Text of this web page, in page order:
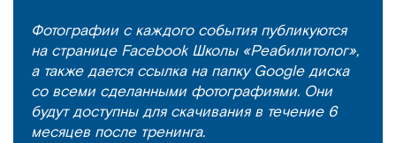
Фотографии с каждого события публикуются
на странице Facebook Школы «Реабилитолог»,
а также дается ссылка на папку Google диска
со всеми сделанными фотографиями. Они
будут доступны для скачивания в течение 6
месяцев после тренинга.